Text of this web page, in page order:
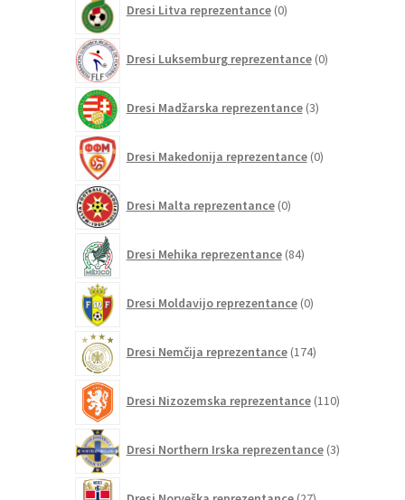
Dresi Litva reprezentance 0izdelkov
Dresi Luksemburg reprezentance 0izdelkov
Dresi Madžarska reprezentance 3izdelki
Dresi Makedonija reprezentance 0izdelkov
Dresi Malta reprezentance 0izdelkov
Dresi Mehika reprezentance 84izdelkov
Dresi Moldavijo reprezentance 0izdelkov
Dresi Nemčija reprezentance 174izdelkov
Dresi Nizozemska reprezentance 110izdelkov
Dresi Northern Irska reprezentance 3izdelki